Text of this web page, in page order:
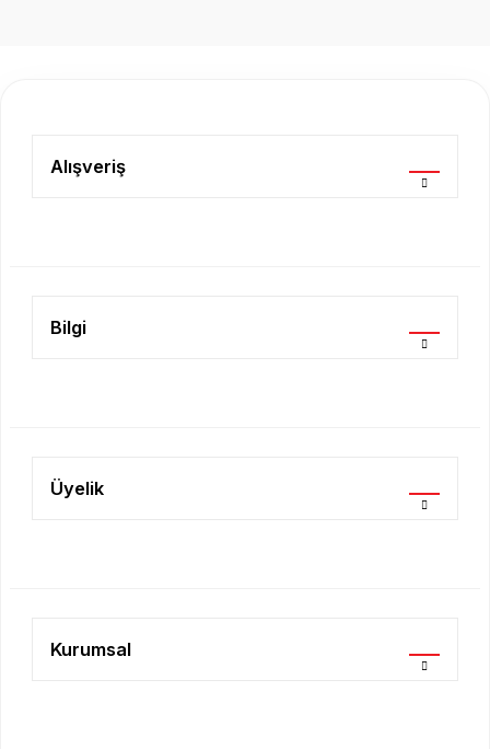
Ürün açıklamasında eksik bilgiler bulunuyor.
Alışveriş
Bilgi
Üyelik
Kurumsal